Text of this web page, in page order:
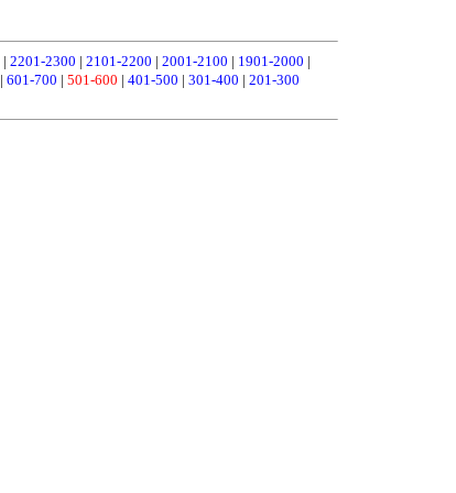
| 2201-2300 | 2101-2200 | 2001-2100 | 1901-2000 |
| 601-700 | 501-600 | 401-500 | 301-400 | 201-300